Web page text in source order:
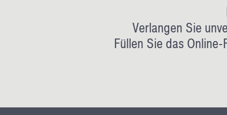
Verlangen Sie
Füllen Sie das